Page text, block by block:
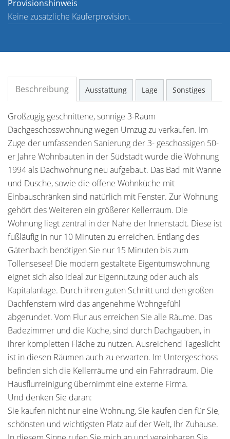
Provisionshinweis
Keine zusätzliche Käuferprovision.
Beschreibung Ausstattung Lage Sonstiges
Großzügig geschnittene, sonnige 3-Raum
Dachgeschosswohnung wegen Umzug zu verkaufen. Im
Zuge der umfassenden Sanierung der 3- geschossigen 50-
er Jahre Wohnbauten in der Südstadt wurde die Wohnung
1994 als Dachwohnung neu aufgebaut. Das Bad mit Wanne
und Dusche, sowie die offene Wohnküche mit
Einbauschränken sind natürlich mit Fenster. Zur Wohnung
gehört des Weiteren ein größerer Kellerraum. Die
Wohnung liegt zentral in der Nähe der Innenstadt. Diese ist
fußläufig in nur 10 Minuten zu erreichen. Entlang des
Gätenbach benötigen Sie nur 15 Minuten bis zum
Tollensesee! Die modern gestaltete Eigentumswohnung
eignet sich also ideal zur Eigennutzung oder auch als
Kapitalanlage. Durch ihren guten Schnitt und den großen
Dachfenstern wird das angenehme Wohngefühl
abgerundet. Vom Flur aus erreichen Sie alle Räume. Das
Badezimmer und die Küche, sind durch Dachgauben, in
ihrer kompletten Fläche zu nutzen. Ausreichend Tageslicht
ist in diesen Räumen auch zu erwarten. Im Untergeschoss
befinden sich die Kellerräume und ein Fahrradraum. Die
Hausflurreinigung übernimmt eine externe Firma.
Und denken Sie daran:
Sie kaufen nicht nur eine Wohnung, Sie kaufen den für Sie,
schönsten und wichtigsten Platz auf der Welt, Ihr Zuhause.